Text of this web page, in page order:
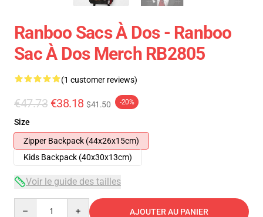
Ranboo Sacs À Dos - Ranboo
Sac À Dos Merch RB2805
(1 customer reviews)
€47.73 €38.18 $41.50 -20%
Size
Zipper Backpack (44x26x15cm)
Kids Backpack (40x30x13cm)
Voir le guide des tailles
AJOUTER AU PANIER